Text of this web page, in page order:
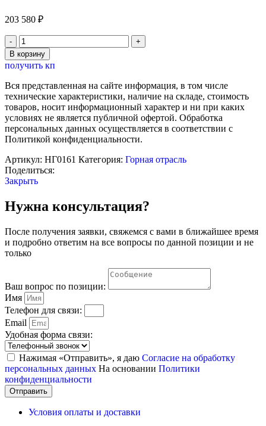
203 580 ₽
Количество
товара
Стенд
электромеханический
"Погрузочнотранспортирующая
машина"
В корзину
получить кп
Вся представленная на сайте информация, в том числе
технические характеристики, наличие на складе, стоимость
товаров, носит информационный характер и ни при каких
условиях не является публичной офертой. Обработка
персональных данных осуществляется в соответствии с
Политикой конфиденциальности.
Артикул: НГ0161 Категория: Горная отрасль
Поделиться:
Закрыть
Нужна консультация?
После получения заявки, свяжемся с вами в ближайшее время
и подробно ответим на все вопросы по данной позиции и не
только
Ваш вопрос по позиции:
Имя
Телефон для связи:
Email
Удобная форма связи:
Нажимая «Отправить», я даю Согласие на обработку
персональных данных На основании Политики
конфиденциальности
Отправить
Условия оплаты и доставки